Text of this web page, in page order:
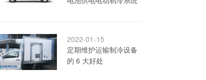
2022-01-15
定期维护运输制冷设备
的 6 大好处